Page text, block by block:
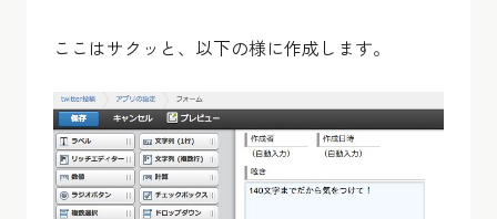
ここはサクッと、以下の様に作成します。